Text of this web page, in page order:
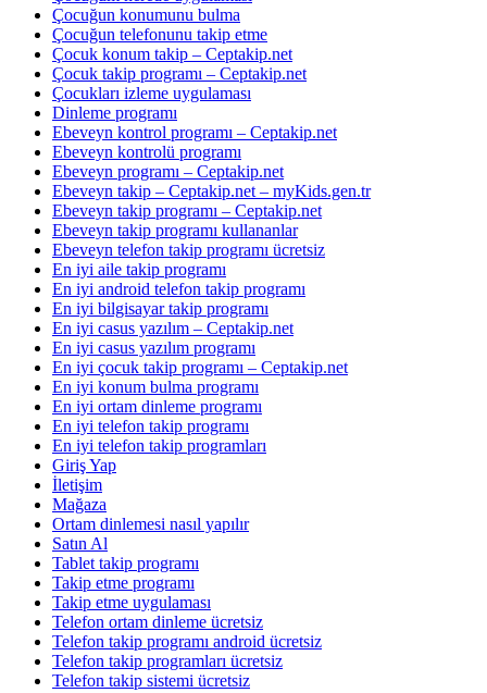
Çocuğun konumunu bulma
Çocuğun telefonunu takip etme
Çocuk konum takip – Ceptakip.net
Çocuk takip programı – Ceptakip.net
Çocukları izleme uygulaması
Dinleme programı
Ebeveyn kontrol programı – Ceptakip.net
Ebeveyn kontrolü programı
Ebeveyn programı – Ceptakip.net
Ebeveyn takip – Ceptakip.net – myKids.gen.tr
Ebeveyn takip programı – Ceptakip.net
Ebeveyn takip programı kullananlar
Ebeveyn telefon takip programı ücretsiz
En iyi aile takip programı
En iyi android telefon takip programı
En iyi bilgisayar takip programı
En iyi casus yazılım – Ceptakip.net
En iyi casus yazılım programı
En iyi çocuk takip programı – Ceptakip.net
En iyi konum bulma programı
En iyi ortam dinleme programı
En iyi telefon takip programı
En iyi telefon takip programları
Giriş Yap
İletişim
Mağaza
Ortam dinlemesi nasıl yapılır
Satın Al
Tablet takip programı
Takip etme programı
Takip etme uygulaması
Telefon ortam dinleme ücretsiz
Telefon takip programı android ücretsiz
Telefon takip programları ücretsiz
Telefon takip sistemi ücretsiz